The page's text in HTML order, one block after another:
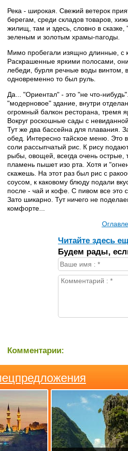
Река - широкая. Свежий ветерок
берегам, среди складов товаров,
жилищ, там и здесь, словно в
зеленым и золотым храмы-пагоды.
Мимо пробегали изящно длинные, с
Раскрашенные яркими полосами,
лебеди, бурля речные воды винтом,
одновременно то был руль.
Да... "Ориентал" - это "не что-
"модерновое" здание, внутри
огромный балкон ресторана, тремя
Вокруг роскошные сады с
Тут же два бассейна для плавания.
обед. Интересно тайское меню. Это
соли рассыпчатый рис. К рису
рыбы, овощей, всегда очень острые,
пламень пышет изо рта. Хотя и
скажешь. На этот раз был рис с
соусом, к каковому блюду подали
после - чай и кофе. С пивом все это
Зато шикарно. Тут ничего не
комфорте...
Читайте здесь
Будем рады,
Комментарии: